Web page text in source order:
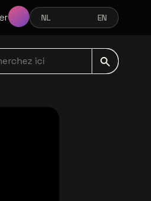
NEDERLANDS
NL FRANÇAISENGLISH
EN
ici navbar